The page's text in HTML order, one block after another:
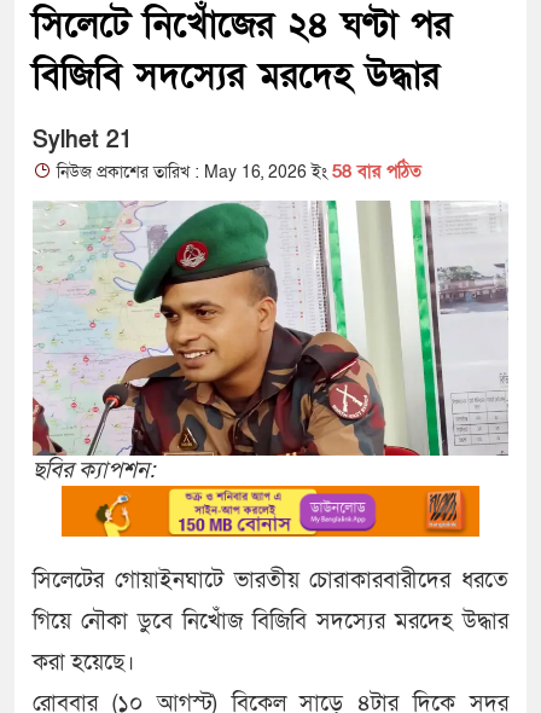
সিলেটে নিখোঁজের ২৪ ঘণ্টা পর
বিজিবি সদস্যের মরদেহ উদ্ধার
Sylhet 21
নিউজ প্রকাশের তারিখ : May 16, 2026 ইং 58 বার পঠিত
ছবির ক্যাপশন:
সিলেটের গোয়াইনঘাটে ভারতীয় চোরাকারবারীদের ধরতে
গিয়ে নৌকা ডুবে নিখোঁজ বিজিবি সদস্যের মরদেহ উদ্ধার
করা হয়েছে।
রোববার (১০ আগস্ট) বিকেল সাড়ে ৪টার দিকে সদর